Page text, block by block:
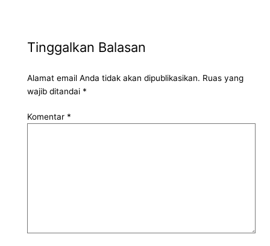
Tinggalkan Balasan
Alamat email Anda tidak akan dipublikasikan. Ruas yang
wajib ditandai *
Komentar *